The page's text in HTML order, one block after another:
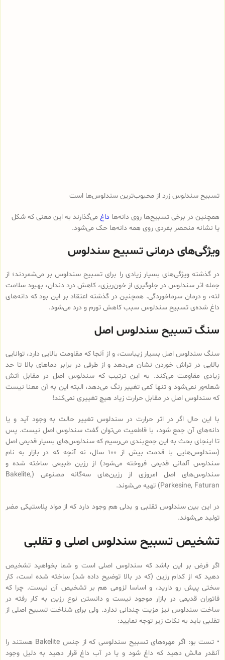
تسبیح سندلوس زرد از محبوب‌ترین سندلوس‌ها است
همچنین در برخی تسبیح‌ها روی دانه‌ها داغ می‌گذارند به این معنی که شکل
یا نشانه منحصر بفردی روی همه دانه‌ها حک می‌شود.
ویژگی‌های درمانی تسبیح سندلوس
در گذشته ویژگی‌های بسیار زیادی را برای تسبیح سندلوس بر می‌شمردند؛ از
جمله اثر سندلوس در جلوگیری از خون‌ریزی، کاهش درد دندان، بهبود سلامت
لثه، و درمان سرماخوردگی. همچنین در گذشته اعتقاد بر این بود که دانه‌های
داغ شده‌ی تسبیح سندلوس سبب کاهش تورم و درد می‌شود.
سنگ تسبیح سندلوس اصل
سنگ سندلوس اصل بسیار زیباست، و از آنجا که مقاومت بالایی دارد، توانایی
بالایی در تراش خوردن نشان می‌دهد و از طرفی در برابر دماهای بالا تا حد
زیادی مقاومت می‌کند. به این ترتیب که سندلوس اصل در مقابل آتش
شعله‌ور نمی‌شود و تنها کمی تغییر رنگ می‌دهد، البته این به آن معنا نیست
که سندلوس اصل در مقابل حرارت زیاد هیچ تغییری نمی‌کند!
با این حال اگر در اثر حرارت در سندلوس تغییر حالت به وجود آید و یا
دانه‌های آن جمع شود، با قاطعیت می‌توان گفت سندلوس اصل نیست. پس
تا اینجای بحث به این جمع‌بندی می‌رسیم که سندلوس‌های بسیار قدیمی اصل
(سندلوس‌هایی با قدمت بیش از 100 سال، نه آنچه که در بازار به نام
سندلوس آلمانی قدیمی فروخته می‌شود) از رزین طبیعی ساخته شده و
سندلوس‌‌های اصل امروزی از رزین‌های سه‌گانه مصنوعی (Bakelite,
Parkesine, Faturan) تهیه می‌شوند.
در این بین سندلوس تقلبی و بدلی هم وجود دارد که از مواد پلاستیکی مضر
تولید می‌شوند.
تشخیص تسبیح سندلوس اصلی و تقلبی
اگر فرض بر این باشد که سندلوس اصلی است و شما بخواهید تشخیص
دهید که از کدام رزین (که در بالا توضیح داده شد) ساخته شده است، کار
سختی پیش رو دارید، و اساسا لزومی هم بر تشخیص آن نیست. چرا که
فاتوران قدیمی در بازار موجود نیست و دانستن نوع رزین به کار رفته در
ساخت سندلوس نیز مزیت چندانی ندارد. ولی برای شناخت تسبیح اصلی از
تقلبی باید به نکات زیر توجه نمایید:
• تست بو: اگر مهره‌های تسبیح‌ سندلوسی که از جنس Bakelite هستند را
آنقدر مالش دهید که داغ شود و یا در آب داغ قرار دهید به دلیل وجود